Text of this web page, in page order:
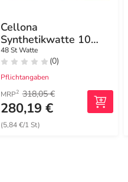
Cellona
Synthetikwatte 10
cmx3 m Rolle
48 St Watte
(0)
Pflichtangaben
MRP2 318,05 €
280,19 €
(5,84 €/1 St)